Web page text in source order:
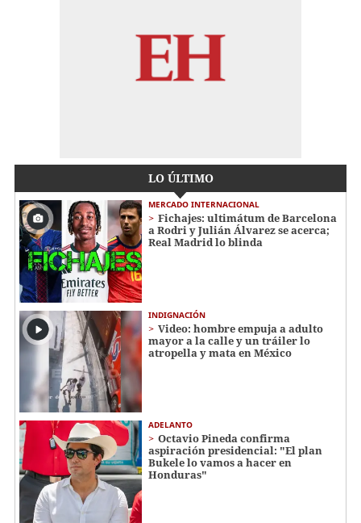
LO ÚLTIMO
MERCADO INTERNACIONAL
Fichajes: ultimátum de Barcelona
a Rodri y Julián Álvarez se acerca;
Real Madrid lo blinda
INDIGNACIÓN
Video: hombre empuja a adulto
mayor a la calle y un tráiler lo
atropella y mata en México
ADELANTO
Octavio Pineda confirma
aspiración presidencial: "El plan
Bukele lo vamos a hacer en
Honduras"